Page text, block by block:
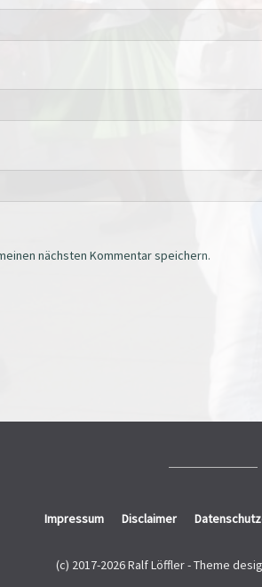
nächsten Kommentar speichern.
Impressum Disclaimer
(c) 2017-2026 Ralf Löffler -Theme